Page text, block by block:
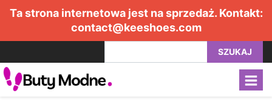
Ta strona internetowa jest na sprzedaż. Kontakt:
contact@keeshoes.com
SZUKAJ